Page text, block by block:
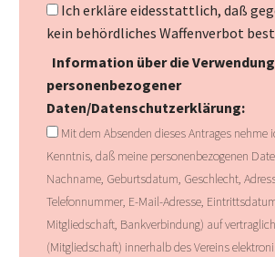
Ich erkläre eidesstattlich, daß
kein behördliches Waffenverbot
Information über die Verwendung
personenbezogener
Daten/Datenschutzerklärung:
Mit dem Absenden dieses Antrages nehme
Kenntnis, daß meine personenbezogenen
Nachname, Geburtsdatum, Geschlecht,
Telefonnummer, E-Mail-Adresse,
Mitgliedschaft, Bankverbindung) auf
(Mitgliedschaft) innerhalb des Vereins